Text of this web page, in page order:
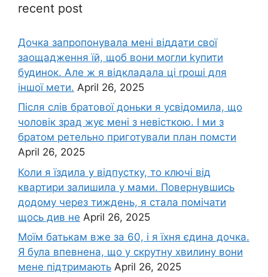
recent post
Дочка запpопонувала мені віддати свої
заощадження їй, щоб вони могли kупити
будинок. Але ж я відкладала ці rроші для
іншої мети. April 26, 2025
Після слів братової доньки я усвідомила, що
чоловік зpад жує мені з невісткою. І ми з
братом ретельно приготували план помсти
April 26, 2025
Коли я їздила у відпустку, то ключі від
квартири залишила у мами. Повернувшись
додому через тиждень, я стала помічати
щось див не April 26, 2025
Моїм батькам вже за 60, і я їхня єдина дочка.
Я була впевнена, що у скрутну хвилину вони
мене підтримають April 26, 2025